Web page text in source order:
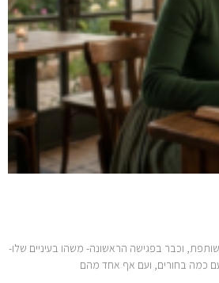
וכבר בפגישה הראשונה- משהו בעיניים שלו-
עם כמה בחורים, ועם אף אחד מהם